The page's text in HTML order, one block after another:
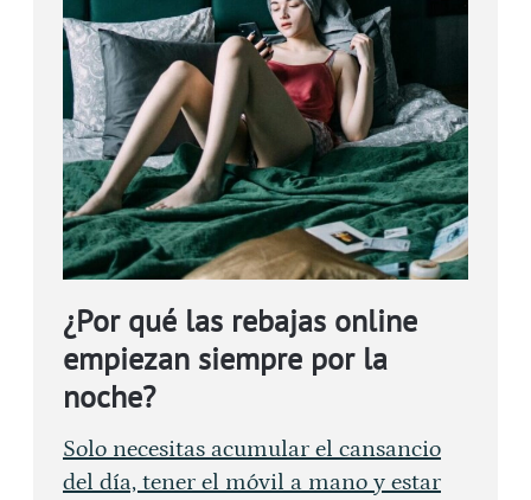
¿Por qué las rebajas online
empiezan siempre por la
noche?
Solo necesitas acumular el cansancio
del día, tener el móvil a mano y estar